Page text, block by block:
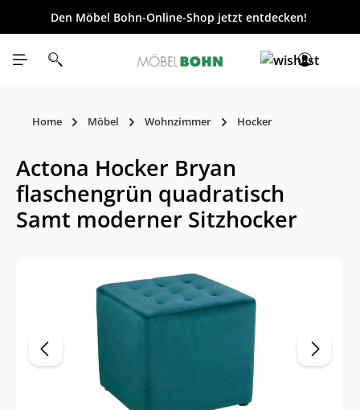
springen
Den Möbel Bohn-Online-Shop jetzt entdecken!
Home Möbel Wohnzimmer Hocker
Actona Hocker Bryan
flaschengrün quadratisch
Samt moderner Sitzhocker